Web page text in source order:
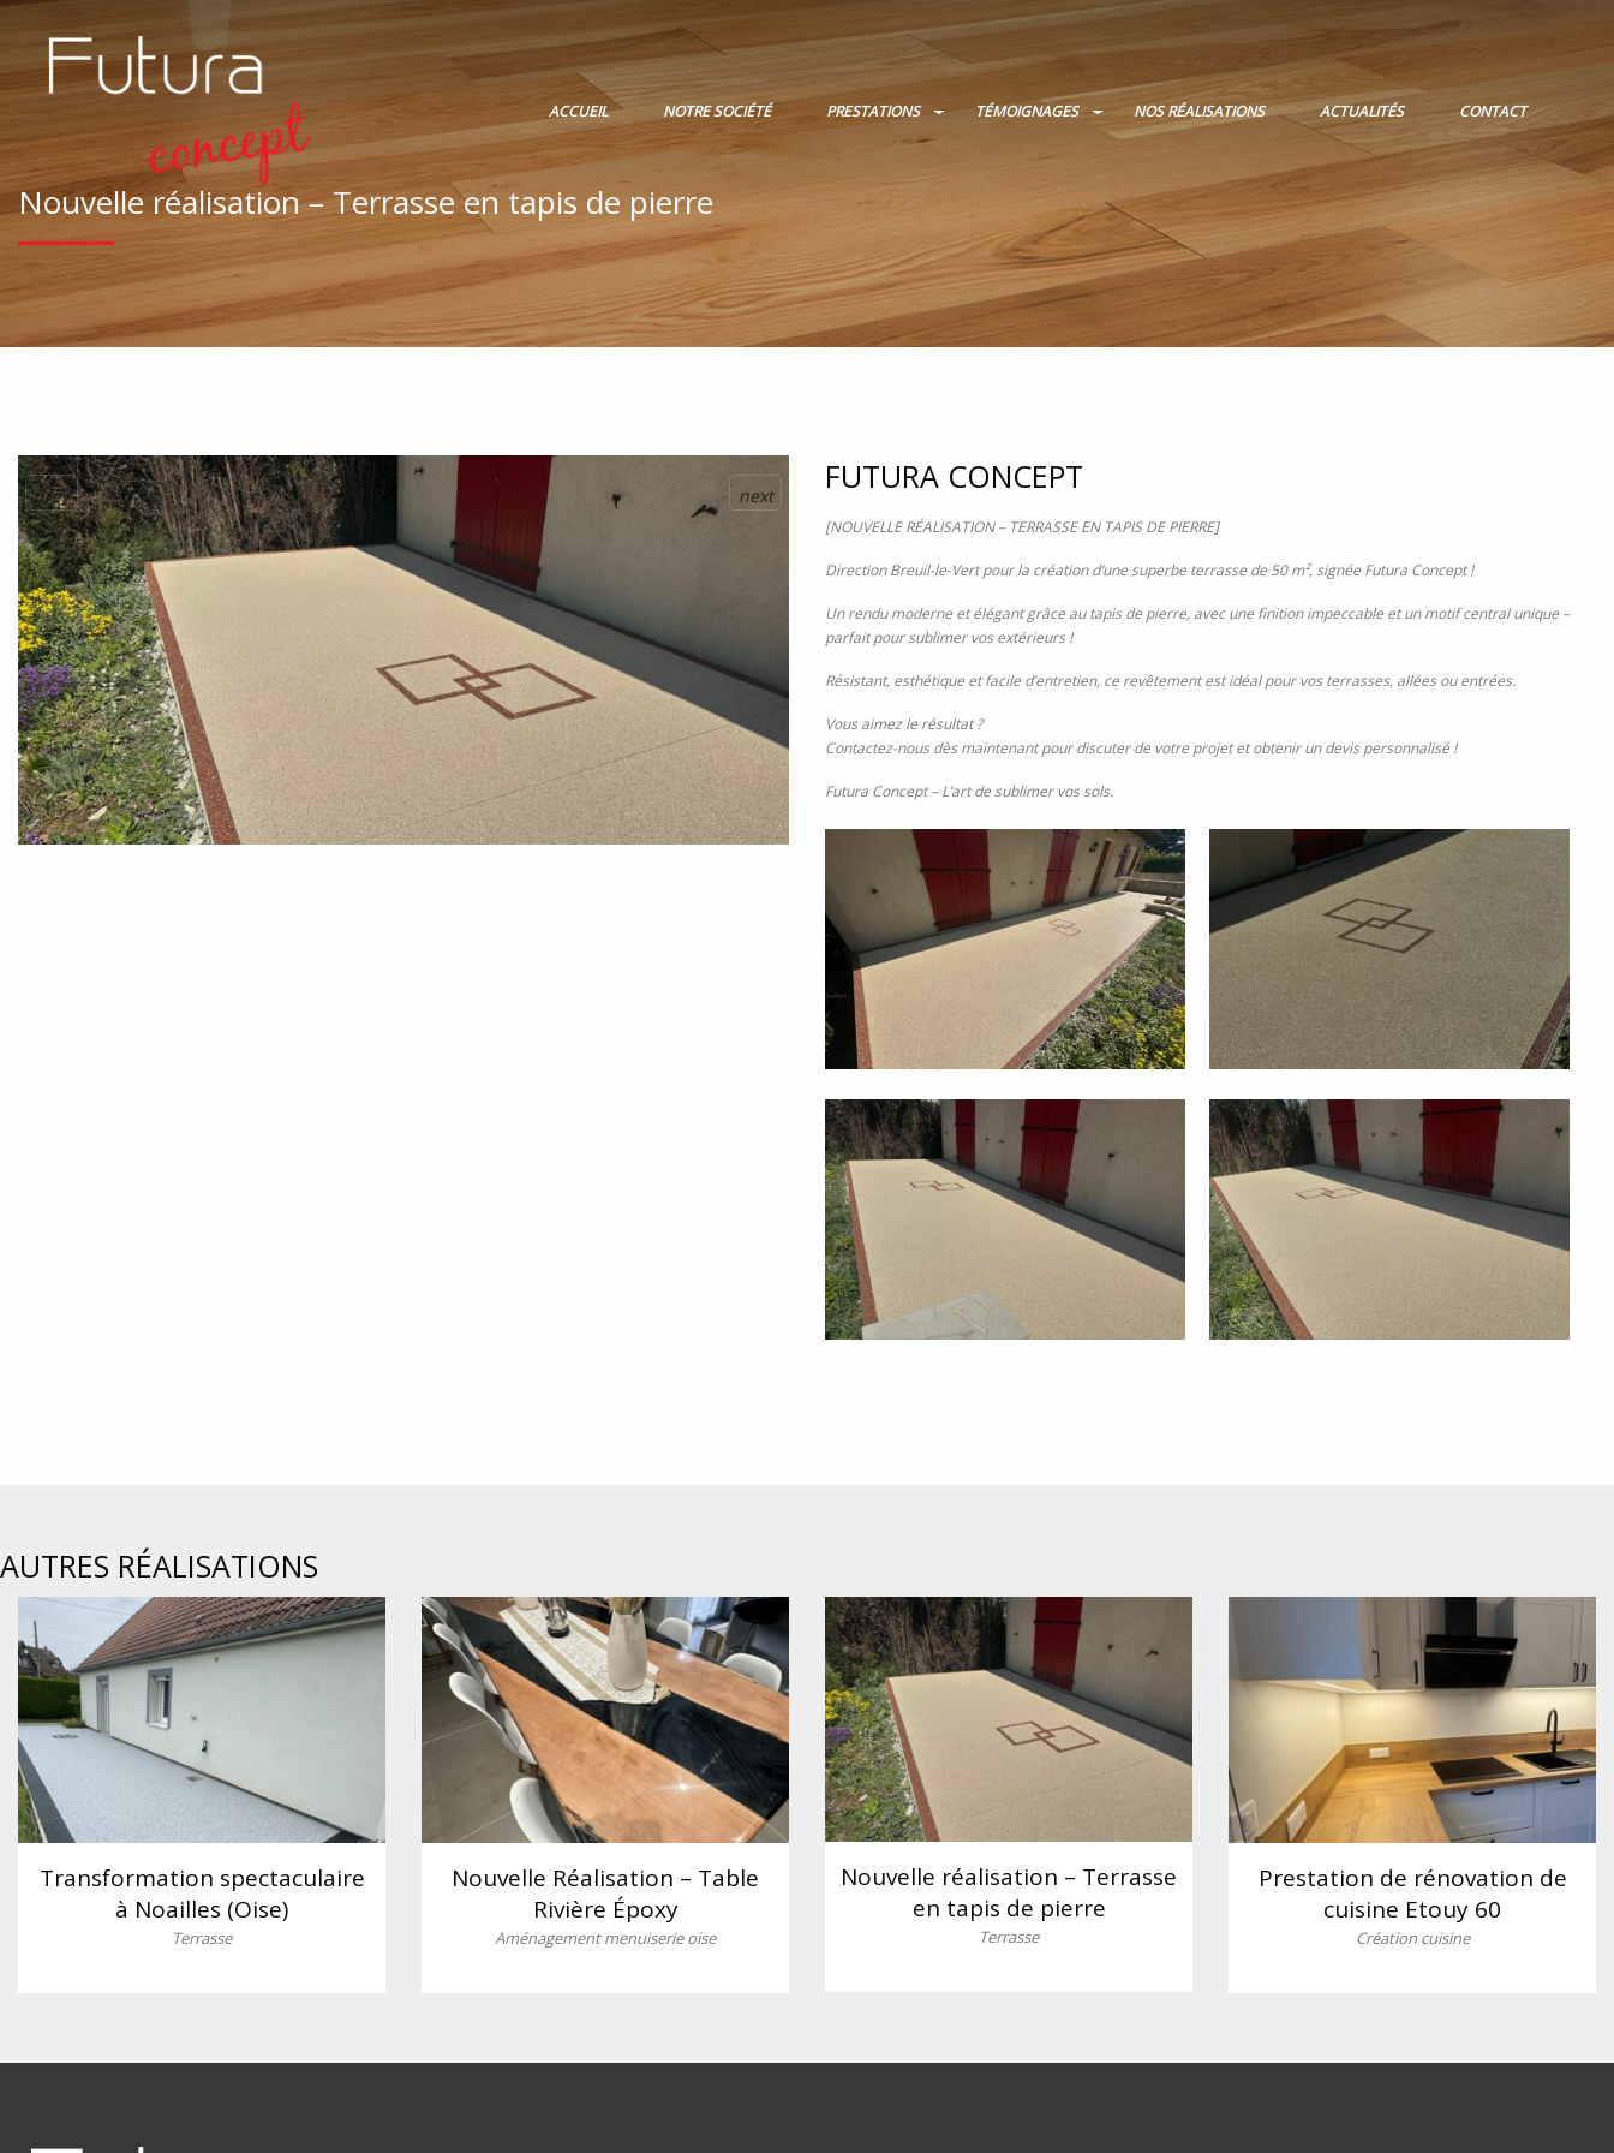
ACCUEIL NOTRE SOCIÉTÉ PRESTATIONS TÉMOIGNAGES NOS RÉALISATIONS ACTUALITÉS CONTACT
Nouvelle réalisation – Terrasse en tapis de pierre
prev next FUTURA CONCEPT
[NOUVELLE RÉALISATION – TERRASSE EN TAPIS DE PIERRE]
Direction Breuil-le-Vert pour la création d’une superbe terrasse de 50 m², signée Futura Concept !
Un rendu moderne et élégant grâce au tapis de pierre, avec une finition impeccable et un motif central unique –
parfait pour sublimer vos extérieurs !
Résistant, esthétique et facile d’entretien, ce revêtement est idéal pour vos terrasses, allées ou entrées.
Vous aimez le résultat ?
Contactez-nous dès maintenant pour discuter de votre projet et obtenir un devis personnalisé !
Futura Concept – L’art de sublimer vos sols.
AUTRES RÉALISATIONS
Transformation spectaculaire
à Noailles (Oise)
Terrasse
Nouvelle Réalisation – Table
Rivière Époxy
Aménagement menuiserie oise
Nouvelle réalisation – Terrasse
en tapis de pierre
Terrasse
Prestation de rénovation de
cuisine Etouy 60
Création cuisine